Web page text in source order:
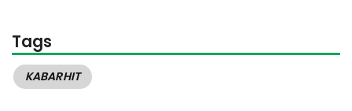
Tags
KABARHIT